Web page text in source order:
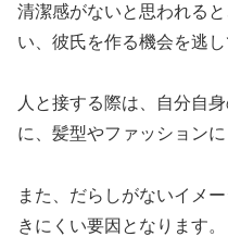
清潔感がないと思われる
い、彼氏を作る機会を逃
人と接する際は、自分自
に、髪型やファッション
また、だらしがないイメ
きにくい要因となります。